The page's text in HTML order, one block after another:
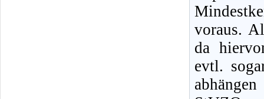
voraus.
da
evtl.